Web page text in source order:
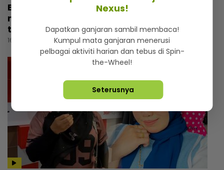
Budak 46 kongsi kisah sebenar penyakit
mata, dulu tolak pembedahan kerana
takut... Tak mahu simpati orang ramai
16 jam lalu
Nexus!
Dapatkan ganjaran sambil membaca!
Kumpul mata ganjaran menerusi
pelbagai aktiviti harian dan tebus di Spin-
the-Wheel!
Seterusnya